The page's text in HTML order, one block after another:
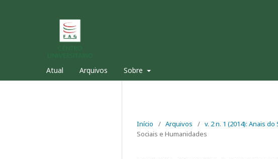
Atual Arquivos Sobre
Início / Arquivos / v. 2 n. 1 (2014): Anais
Sociais e Humanidades